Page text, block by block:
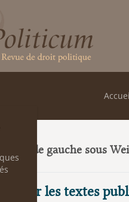
de gauche sous
sur les textes